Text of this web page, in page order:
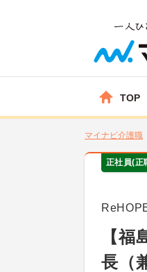
TOP
マイナビ介護職
正社員(正
【
長（